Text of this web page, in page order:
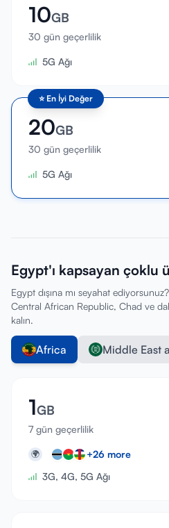
10GB
30 gün geçerlilik
5G Ağı
⭐ En İyi Değer
20GB
30 gün geçerlilik
5G Ağı
Egypt'ı kapsayan çoklu
Egypt dışına mı seyahat
Central African Republic, Chad ve
kalın.
Africa Middle East
1GB
7 gün geçerlilik
🌍 +26 more
3G, 4G, 5G Ağı